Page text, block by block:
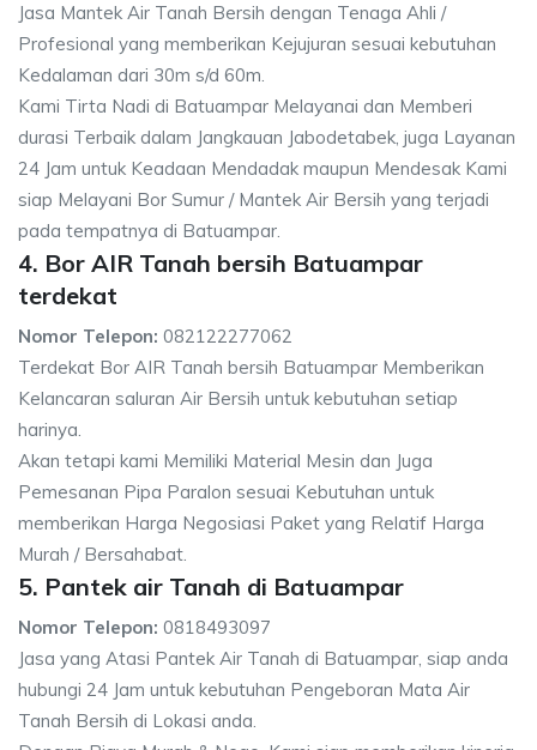
Jasa Mantek Air Tanah Bersih dengan Tenaga Ahli /
Profesional yang memberikan Kejujuran sesuai kebutuhan
Kedalaman dari 30m s/d 60m.
Kami Tirta Nadi di Batuampar Melayanai dan Memberi
durasi Terbaik dalam Jangkauan Jabodetabek, juga Layanan
24 Jam untuk Keadaan Mendadak maupun Mendesak Kami
siap Melayani Bor Sumur / Mantek Air Bersih yang terjadi
pada tempatnya di Batuampar.
4. Bor AIR Tanah bersih Batuampar
terdekat
Nomor Telepon: 082122277062
Terdekat Bor AIR Tanah bersih Batuampar Memberikan
Kelancaran saluran Air Bersih untuk kebutuhan setiap
harinya.
Akan tetapi kami Memiliki Material Mesin dan Juga
Pemesanan Pipa Paralon sesuai Kebutuhan untuk
memberikan Harga Negosiasi Paket yang Relatif Harga
Murah / Bersahabat.
5. Pantek air Tanah di Batuampar
Nomor Telepon: 0818493097
Jasa yang Atasi Pantek Air Tanah di Batuampar, siap anda
hubungi 24 Jam untuk kebutuhan Pengeboran Mata Air
Tanah Bersih di Lokasi anda.